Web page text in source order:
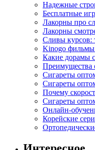
Надежные
Бесплатные
Лакорны про
Лакорны
Сливы курсов:
Kinogo фильмы
Какие дорамы
Преимущества
Сигареты
Сигареты
Почему
Сигареты
Онлайн-
Корейские